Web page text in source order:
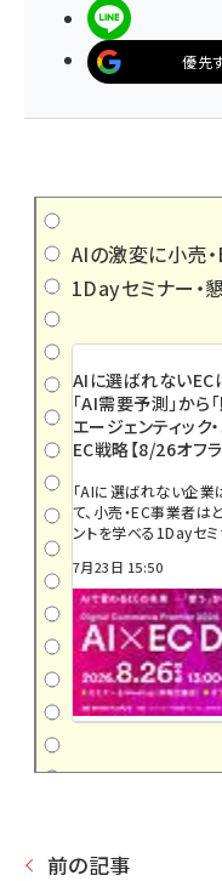
優先
AIの激変に小売
1Dayセミナー・
AIに選ばれないEC
「AI需要予測」から
エージェンティック
EC戦略【8/26オフ
「AIに選ばれない企業
て、小売・EC事業者
ントを学べる1Dayセミ
7月23日 15:50
前の記事